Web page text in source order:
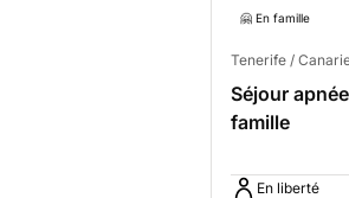
🤗 En famille
Tenerife /
Séjour
famille
En liberté